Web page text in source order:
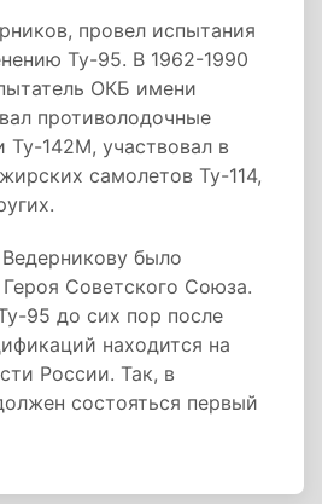
провел испытания
Ту-95. В 1962-1990
ОКБ имени
противолодочные
Ту-142М, участвовал в
самолетов Ту-114,
было
Советского Союза.
95 до сих пор после
находится на
России. Так, в
состояться первый